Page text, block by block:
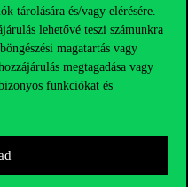
tárolására és/vagy elérésére.
lehetővé teszi számunkra
magatartás vagy
megtagadása vagy
funkciókat és